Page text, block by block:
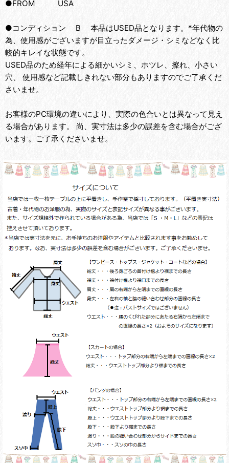
●FROM USA
●コンディション B 本品はUSED品となります。*年代物の
為、使用感がございますが目立ったダメージ・シミなどなく比
較的キレイな状態です。
USED品のため経年による細かいシミ、ホツレ、擦れ、小さい
穴、 使用感など記載しきれない部分もありますのでご了承くだ
さいませ。
お客様のPC環境の違いにより、実際の色合いとは異なって見え
る場合があります。 尚、実寸法は多少の誤差を含む場合がござ
います。ご了承くださいませ。